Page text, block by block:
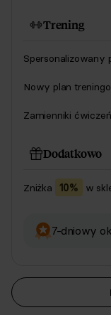
Trening
Spersonalizowany
Nowy plan
Zamienniki
Dodatkowo
Zniżka 10% w
7-dniowy